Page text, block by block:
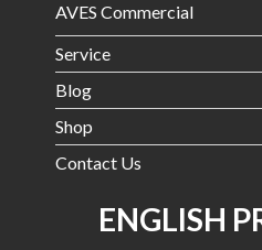
AVES Commercial
Service
Blog
Shop
Contact Us
ENGLISH